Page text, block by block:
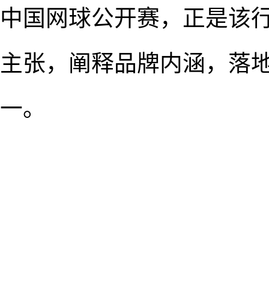
中国网球公开赛，正是该
主张，阐释品牌内涵，落
一。